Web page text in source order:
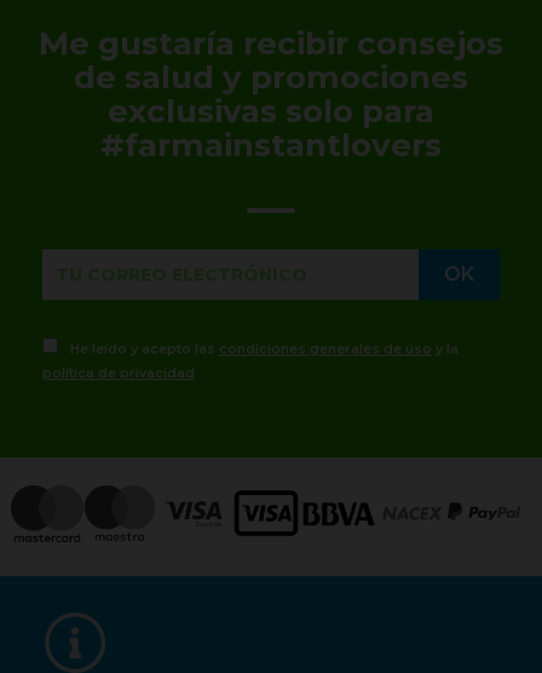
Me gustaría recibir consejos
de salud y promociones
exclusivas solo para
#farmainstantlovers
He leído y acepto las condiciones generales de uso y la
política de privacidad